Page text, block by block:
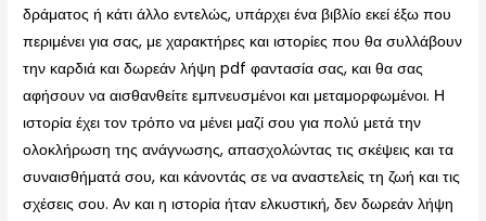
δράματος ή κάτι άλλο εντελώς, υπάρχει ένα βιβλίο εκεί έξω που
περιμένει για σας, με χαρακτήρες και ιστορίες που θα συλλάβουν
την καρδιά και δωρεάν λήψη pdf φαντασία σας, και θα σας
αφήσουν να αισθανθείτε εμπνευσμένοι και μεταμορφωμένοι. Η
ιστορία έχει τον τρόπο να μένει μαζί σου για πολύ μετά την
ολοκλήρωση της ανάγνωσης, απασχολώντας τις σκέψεις και τα
συναισθήματά σου, και κάνοντάς σε να αναστελείς τη ζωή και τις
σχέσεις σου. Αν και η ιστορία ήταν ελκυστική, δεν δωρεάν λήψη